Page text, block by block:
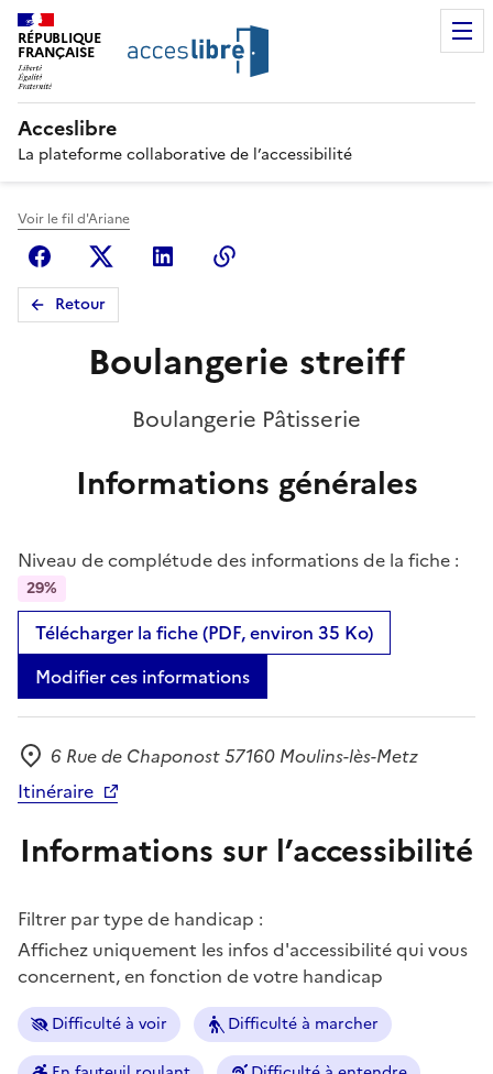
RÉPUBLIQUE
FRANÇAISE
Acceslibre
La plateforme collaborative de l’accessibilité
Voir le fil d'Ariane
FacebookX (anciennement Twitter)
Linkedin
Retour
Boulangerie streiff
Boulangerie Pâtisserie
Informations générales
Niveau de complétude des informations de la fiche :
29%
Télécharger la fiche (PDF, environ 35 Ko)
Modifier ces informations
Adresse
6 Rue de Chaponost 57160 Moulins-lès-Metz
Itinéraire
Informations sur l’accessibilité
Filtrer par type de handicap :
Affichez uniquement les infos d'accessibilité qui vous
concernent, en fonction de votre handicap
Difficulté à voir Difficulté à marcher